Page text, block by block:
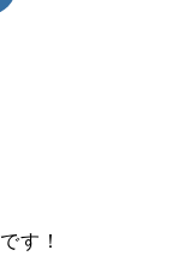
す！